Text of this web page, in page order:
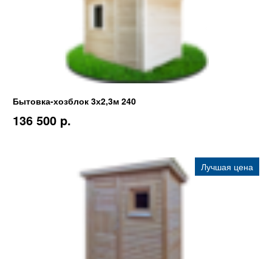
Бытовка-хозблок 3х2,3м 240
136 500 p.
Лучшая цена